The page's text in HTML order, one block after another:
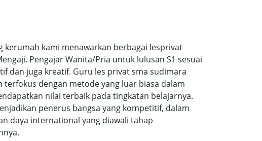
kerumah kami menawarkan berbagai lesprivat
Pengajar Wanita/Pria untuk lulusan S1 sesuai
dan juga kreatif. Guru les privat sma sudimara
dengan metode yang luar biasa dalam
nilai terbaik pada tingkatan belajarnya.
penerus bangsa yang kompetitif, dalam
daya international yang diawali tahap